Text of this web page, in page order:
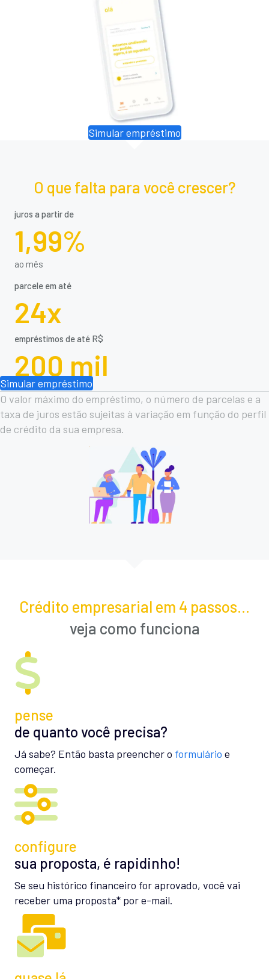
Simular empréstimo
O que falta para você crescer?
juros a partir de
1,99%
ao mês
parcele em até
24x
empréstimos de até R$
200 mil
Simular empréstimo
O valor máximo do empréstimo, o número de parcelas e a
taxa de juros estão sujeitas à variação em função do perfil
de crédito da sua empresa.
Crédito empresarial em 4 passos...
veja como funciona
pense
de quanto você precisa?
Já sabe? Então basta preencher o formulário e
começar.
configure
sua proposta, é rapidinho!
Se seu histórico financeiro for aprovado, você vai
receber uma proposta* por e-mail.